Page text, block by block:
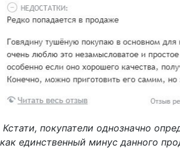
Кстати, покупатели однозначно
как единственный минус данного